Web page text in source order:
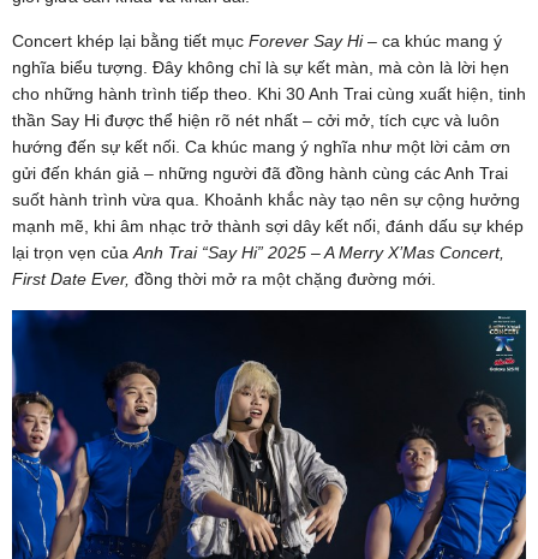
Concert khép lại bằng tiết mục Forever Say Hi– ca khúc mang ý
nghĩa biểu tượng. Đây không chỉ là sự kết màn, mà còn là lời hẹn
cho những hành trình tiếp theo. Khi 30 Anh Trai cùng xuất hiện, tinh
thần Say Hi được thể hiện rõ nét nhất – cởi mở, tích cực và luôn
hướng đến sự kết nối. Ca khúc mang ý nghĩa như một lời cảm ơn
gửi đến khán giả – những người đã đồng hành cùng các Anh Trai
suốt hành trình vừa qua. Khoảnh khắc này tạo nên sự cộng hưởng
mạnh mẽ, khi âm nhạc trở thành sợi dây kết nối, đánh dấu sự khép
lại trọn vẹn của Anh Trai “Say Hi” 2025 – A Merry X’Mas Concert,
First Date Ever, đồng thời mở ra một chặng đường mới.